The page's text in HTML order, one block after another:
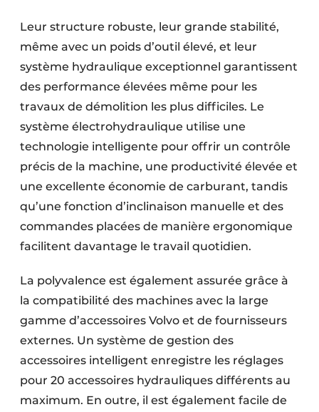
Leur structure robuste, leur grande stabilité,
même avec un poids d’outil élevé, et leur
système hydraulique exceptionnel garantissent
des performance élevées même pour les
travaux de démolition les plus difficiles. Le
système électrohydraulique utilise une
technologie intelligente pour offrir un contrôle
précis de la machine, une productivité élevée et
une excellente économie de carburant, tandis
qu’une fonction d’inclinaison manuelle et des
commandes placées de manière ergonomique
facilitent davantage le travail quotidien.
La polyvalence est également assurée grâce à
la compatibilité des machines avec la large
gamme d’accessoires Volvo et de fournisseurs
externes. Un système de gestion des
accessoires intelligent enregistre les réglages
pour 20 accessoires hydrauliques différents au
maximum. En outre, il est également facile de